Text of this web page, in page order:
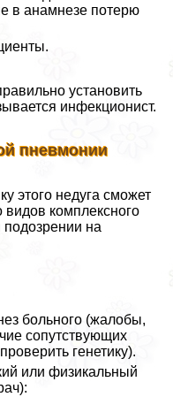
в анамнезе потерю
установить
инфекционист.
пневмонии
этого недуга сможет
комплексного
на
больного (жалобы,
сопутствующих
генетику).
или физикальный